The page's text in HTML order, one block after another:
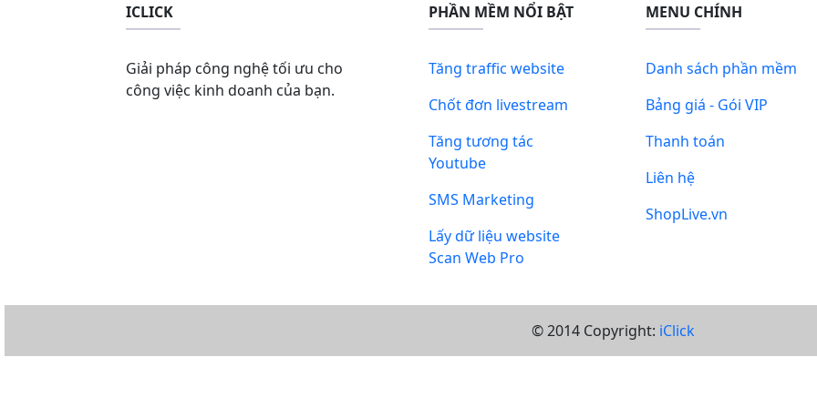
ICLICK
Giải pháp công nghệ tối ưu cho
công việc kinh doanh của bạn.
PHẦN MỀM NỔI BẬT
Tăng traffic website
Chốt đơn livestream
Tăng tương tác
Youtube
SMS Marketing
Lấy dữ liệu website
Scan Web Pro
MENU CHÍNH
Danh sách phần mềm
Bảng giá - Gói VIP
Thanh toán
Liên hệ
ShopLive.vn
© 2014 Copyright: iClick